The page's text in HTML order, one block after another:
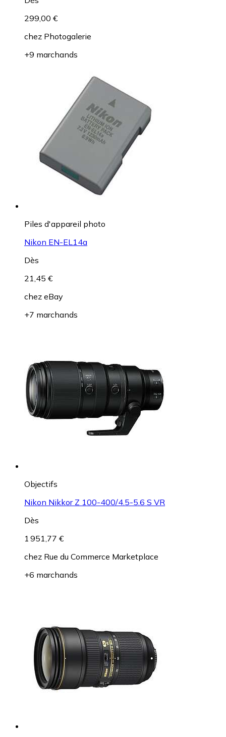
299,00 €
chez Photogalerie
+9 marchands
Piles d'appareil photo
Nikon EN-EL14a
Dès
21,45 €
chez eBay
+7 marchands
Objectifs
Nikon Nikkor Z 100-400/4.5-5.6 S VR
Dès
1 951,77 €
chez Rue du Commerce Marketplace
+6 marchands